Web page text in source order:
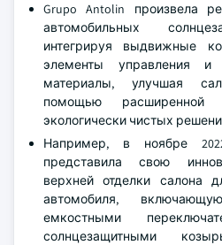
Grupo Antolin произвела
автомобильных
интегрируя выдвижные
элементы управления и
материалы, улучшая
помощью расширенной
экологически чистых
Например, в ноябре
представила свою
верхней отделки салона
автомобиля,
емкостными
солнцезащитными